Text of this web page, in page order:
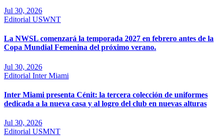
Jul 30, 2026
Editorial USWNT
La NWSL comenzará la temporada 2027 en febrero antes de la
Copa Mundial Femenina del próximo verano.
Jul 30, 2026
Editorial Inter Miami
Inter Miami presenta Cénit: la tercera colección de uniformes
dedicada a la nueva casa y al logro del club en nuevas alturas
Jul 30, 2026
Editorial USMNT